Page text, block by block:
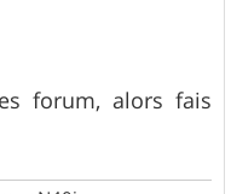
forum, alors fais